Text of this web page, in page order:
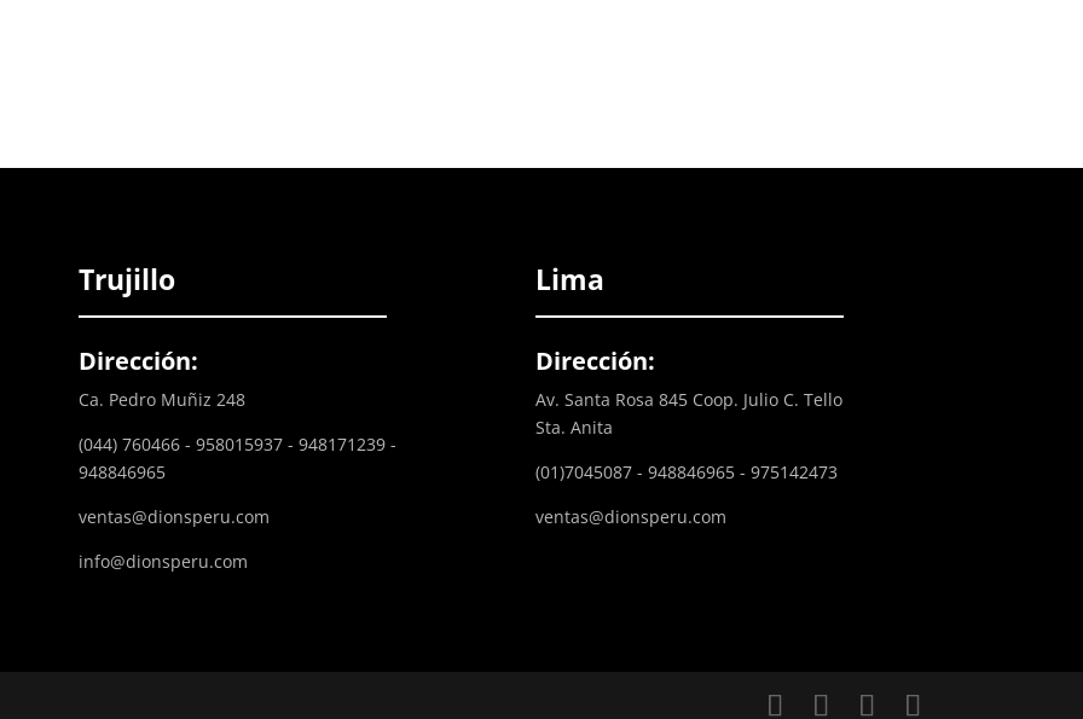
Trujillo
Dirección:
Ca. Pedro Muñiz 248
(044) 760466 - 958015937 - 948171239 -
948846965
ventas@dionsperu.com
info@dionsperu.com
Lima
Dirección:
Av. Santa Rosa 845 Coop. Julio C. Tello
Sta. Anita
(01)7045087 - 948846965 - 975142473
ventas@dionsperu.com